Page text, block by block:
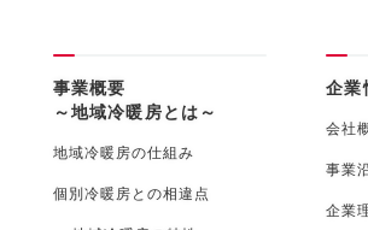
事業概要
～地域冷暖房とは～
地域冷暖房の仕組み
個別冷暖房との相違点
企業
会社
事業
企業